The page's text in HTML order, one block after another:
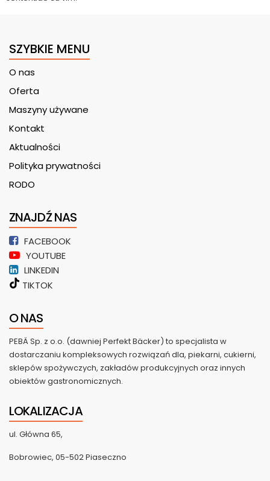
SZYBKIE MENU
O nas
Oferta
Maszyny używane
Kontakt
Aktualności
Polityka prywatności
RODO
ZNAJDŹ NAS
FACEBOOK
YOUTUBE
LINKEDIN
TIKTOK
O NAS
PEBÄ Sp. z o.o. (dawniej Perfekt Bäcker) to specjalista w
dostarczaniu kompleksowych rozwiązań dla, piekarni, cukierni,
sklepów spożywczych, zakładów produkcyjnych oraz innych
obiektów gastronomicznych.
LOKALIZACJA
ul. Główna 65,
Bobrowiec, 05-502 Piaseczno